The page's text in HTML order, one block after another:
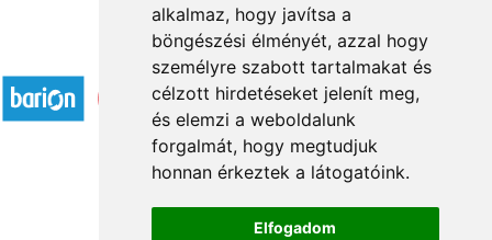
alkalmaz, hogy javítsa a
böngészési élményét, azzal hogy
személyre szabott tartalmakat és
célzott hirdetéseket jelenít meg,
és elemzi a weboldalunk
forgalmát, hogy megtudjuk
honnan érkeztek a látogatóink.
Elfogadom
Elfogadott fizetési módok
Á.SZ.F.